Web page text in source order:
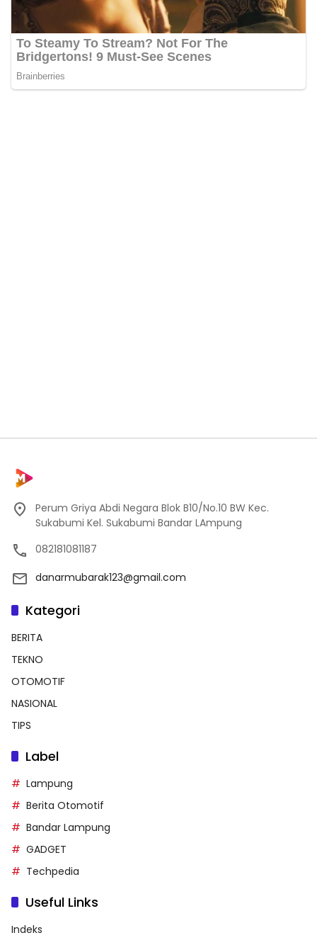
Perum Griya Abdi Negara Blok B10/No.10 BW Kec.
Sukabumi Kel. Sukabumi Bandar LAmpung
082181081187
danarmubarak123@gmail.com
Kategori
BERITA
TEKNO
OTOMOTIF
NASIONAL
TIPS
Label
Lampung
Berita Otomotif
Bandar Lampung
GADGET
Techpedia
Useful Links
Indeks